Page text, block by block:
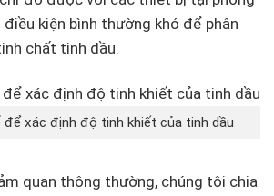
kiện bình thường khó để phân
chất tinh dầu.
để xác định độ tinh khiết của tinh dầu
quan thông thường, chúng tôi chia